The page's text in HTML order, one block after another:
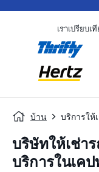
เราเปรียบ
บ้าน บริการให้
บริษัทให้เช่า
บริการในเค